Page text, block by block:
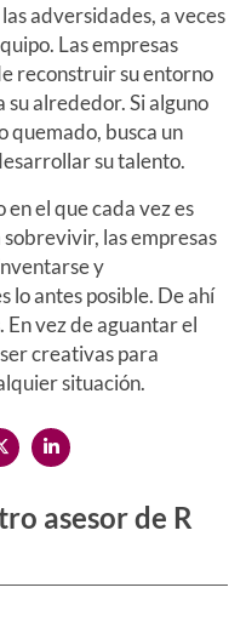
adversidades, a veces
Las empresas
reconstruir su entorno
su alrededor. Si alguno
quemado, busca un
su talento.
el que cada vez es
las empresas
y
lo antes posible. De ahí
vez de aguantar el
creativas para
situación.
asesor de R